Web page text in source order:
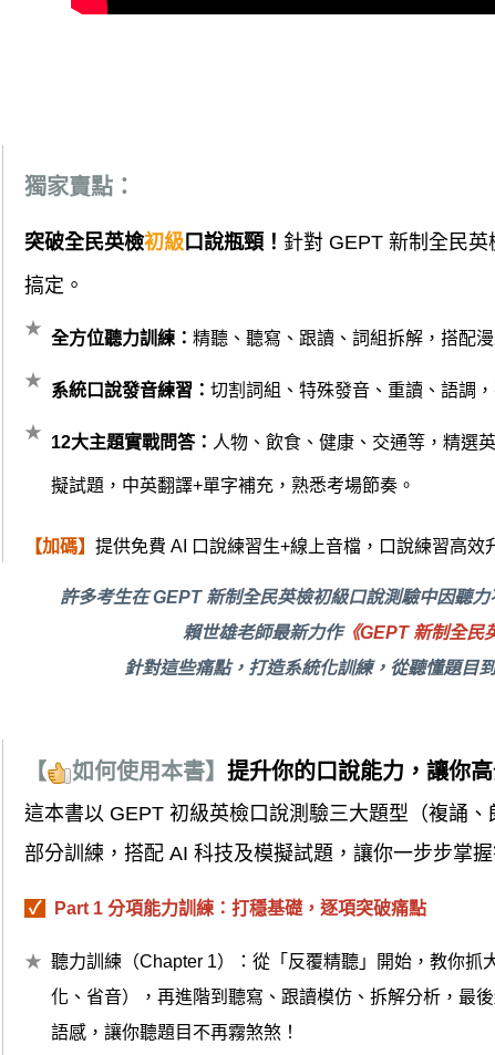
獨家賣點：
突破全民英檢初級 口說瓶頸！ 針對 GEPT 新制全民英
搞定。
全方位聽力訓練： 精聽、聽寫、跟讀、詞組拆解，搭配
系統口說發音練習： 切割詞組、特殊發音、重讀、語調
12大主題實戰問答： 人物、飲食、健康、交通等，精選
擬試題，中英翻譯+單字補充，熟悉考場節奏。
【加碼】 提供免費 AI 口說練習生+線上音檔，口說練習高效
許多考生在 GEPT 新制全民英檢初級口說測驗中因聽
賴世雄老師最新力作《GEPT 新制全民
針對這些痛點，打造系統化訓練，從聽懂題目
【 如何使用本書】 提升你的口說能力，讓你
這本書以 GEPT 初級英檢口說測驗三大題型（複誦
部分訓練，搭配 AI 科技及模擬試題，讓你一步步掌握
✓ Part 1 分項能力訓練：打穩基礎，逐項突破痛點
聽力訓練（Chapter 1）：從「反覆精聽」開始，教你抓
化、省音），再進階到聽寫、跟讀模仿、拆解分析，最
語感，讓你聽題目不再霧煞煞！